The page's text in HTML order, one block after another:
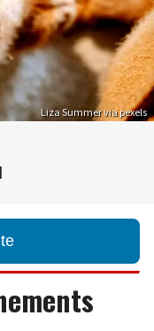
Liza Summer via pexels